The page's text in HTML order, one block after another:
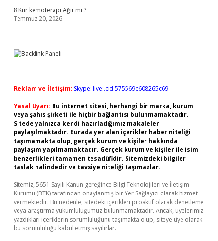
8 Kür kemoterapi Ağır mı ?
Temmuz 20, 2026
Reklam ve İletişim: Skype: live:.cid.575569c608265c69
Yasal Uyarı: Bu internet sitesi, herhangi bir marka, kurum
veya şahıs şirketi ile hiçbir bağlantısı bulunmamaktadır.
Sitede yalnızca kendi hazırladığımız makaleler
paylaşılmaktadır. Burada yer alan içerikler haber niteliği
taşımamakta olup, gerçek kurum ve kişiler hakkında
paylaşım yapılmamaktadır. Gerçek kurum ve kişiler ile isim
benzerlikleri tamamen tesadüfidir. Sitemizdeki bilgiler
taslak halindedir ve tavsiye niteliği taşımazlar.
Sitemiz, 5651 Sayılı Kanun gereğince Bilgi Teknolojileri ve İletişim
Kurumu (BTK) tarafından onaylanmış bir Yer Sağlayıcı olarak hizmet
vermektedir. Bu nedenle, sitedeki içerikleri proaktif olarak denetleme
veya araştırma yükümlülüğümüz bulunmamaktadır. Ancak, üyelerimiz
yazdıkları içeriklerin sorumluluğunu taşımakta olup, siteye üye olarak
bu sorumluluğu kabul etmiş sayılırlar.